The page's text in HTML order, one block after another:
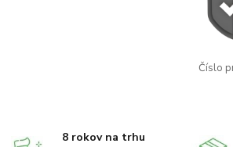
Číslo
8 rokov na trhu